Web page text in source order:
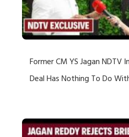
Former CM YS Jagan
Deal Has Nothing To Do